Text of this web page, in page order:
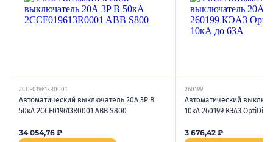
2CCF019613R0001
Автоматический выключатель 20А 3P B
50кА 2CCF019613R0001 ABB S800
34 054,76 ₽
260199
Автоматический
10кА 260199 КЭАЗ OptiDin
3 676,42 ₽